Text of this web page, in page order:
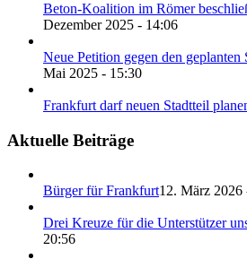
Beton-Koalition im Römer
Dezember 2025 - 14:06
Neue Petition gegen den geplanten
Mai 2025 - 15:30
Frankfurt darf neuen Stadtteil
Aktuelle Beiträge
Bürger für Frankfurt12. März 2026
Drei Kreuze für die Unterstützer
20:56